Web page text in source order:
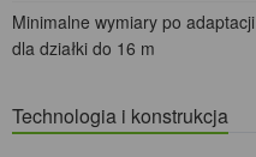
Minimalne wymiary po adaptacji
dla działki do 16 m
Technologia i konstrukcja